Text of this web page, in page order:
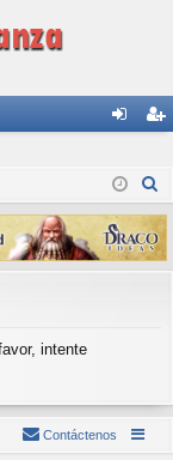
nti
fic
ar
ist
ra
rs
s
c
intente
Contáctenos